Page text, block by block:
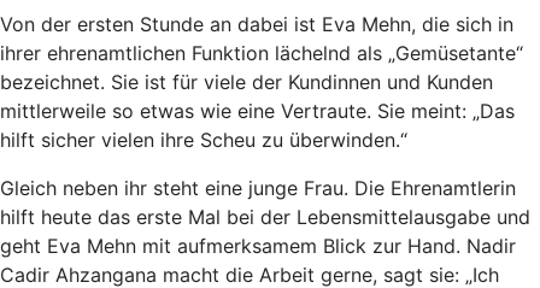
Von der ersten Stunde an dabei ist Eva Mehn, die sich in
ihrer ehrenamtlichen Funktion lächelnd als „Gemüsetante“
bezeichnet. Sie ist für viele der Kundinnen und Kunden
mittlerweile so etwas wie eine Vertraute. Sie meint: „Das
hilft sicher vielen ihre Scheu zu überwinden.“
Gleich neben ihr steht eine junge Frau. Die Ehrenamtlerin
hilft heute das erste Mal bei der Lebensmittelausgabe und
geht Eva Mehn mit aufmerksamem Blick zur Hand. Nadir
Cadir Ahzangana macht die Arbeit gerne, sagt sie: „Ich